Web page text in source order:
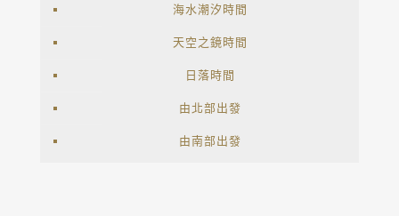
海水潮汐時間
天空之鏡時間
日落時間
由北部出發
由南部出發